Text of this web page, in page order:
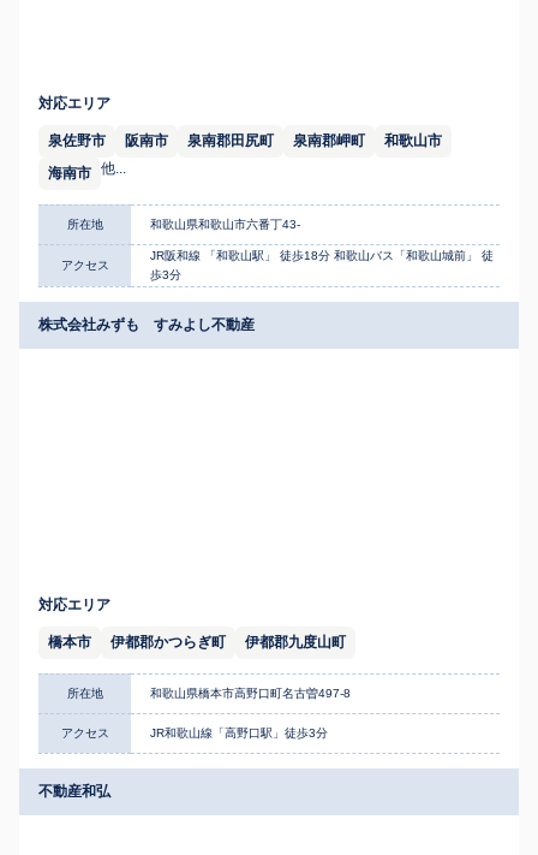
対応エリア
泉佐野市 阪南市 泉南郡田尻町 泉南郡岬町
和歌山市
海南市 他...
所在地 和歌山県和歌山市六番丁43-
アクセス
JR阪和線 「和歌山駅」 徒歩18分 和歌山バス「和歌山城前」 徒
歩3分
株式会社みずも すみよし不動産
対応エリア
橋本市 伊都郡かつらぎ町 伊都郡九度山町
所在地 和歌山県橋本市高野口町名古曽497-8
アクセス JR和歌山線「高野口駅」徒歩3分
不動産和弘